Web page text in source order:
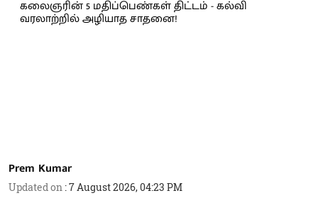
Prem Kumar
Updated on :7 August 2026, 04:23 PM